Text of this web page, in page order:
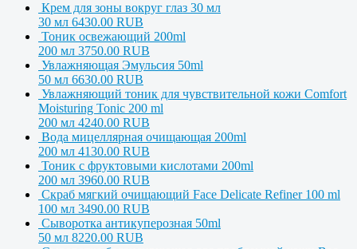
Крем для зоны вокруг глаз 30 мл
30 мл 6430.00 RUB
Тоник освежающий 200ml
200 мл 3750.00 RUB
Увлажняющая Эмульсия 50ml
50 мл 6630.00 RUB
Увлажняющий тоник для чувствительной кожи Comfort
Moisturing Tonic 200 ml
200 мл 4240.00 RUB
Вода мицеллярная очищающая 200ml
200 мл 4130.00 RUB
Тоник с фруктовыми кислотами 200ml
200 мл 3960.00 RUB
Скраб мягкий очищающий Face Delicate Refiner 100 ml
100 мл 3490.00 RUB
Сыворотка антикуперозная 50ml
50 мл 8220.00 RUB